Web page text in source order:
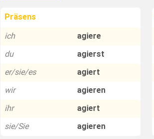
Präsens
ich
agiere
du
agierst
er/sie/es
agiert
wir
agieren
ihr
agiert
sie/Sie
agieren